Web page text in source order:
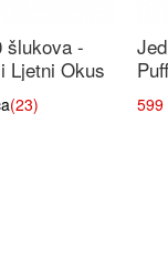
šlukova -
Ljetni Okus
(23) 599